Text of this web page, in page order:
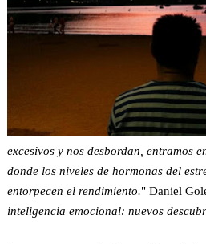
excesivos y nos desbordan, entramos
donde los niveles de hormonas del
entorpecen el rendimiento." Daniel
inteligencia emocional: nuevos